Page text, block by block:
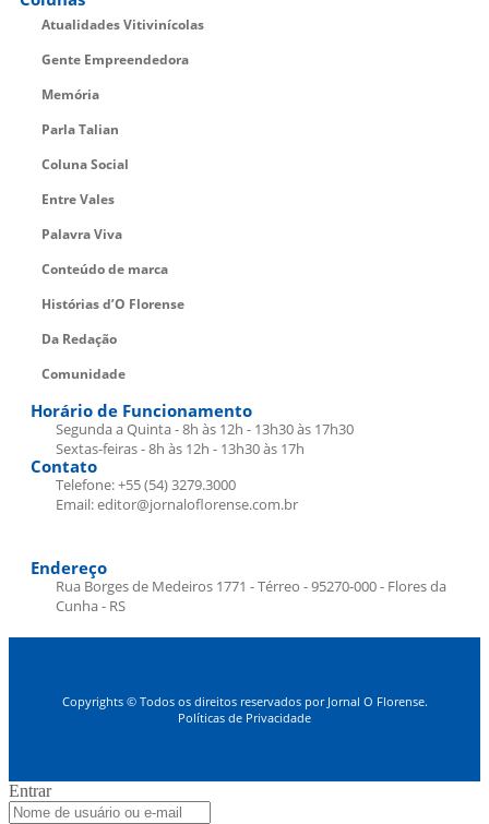
Atualidades Vitivinícolas
Gente Empreendedora
Memória
Parla Talian
Coluna Social
Entre Vales
Palavra Viva
Conteúdo de marca
Histórias d’O Florense
Da Redação
Comunidade
Horário de Funcionamento
Segunda a Quinta - 8h às 12h - 13h30 às 17h30
Sextas-feiras - 8h às 12h - 13h30 às 17h
Contato
Telefone: +55 (54) 3279.3000
Email: editor@jornaloflorense.com.br
Endereço
Rua Borges de Medeiros 1771 - Térreo - 95270-000 - Flores da
Cunha - RS
Copyrights © Todos os direitos reservados por Jornal O Florense.
Políticas de Privacidade
Entrar